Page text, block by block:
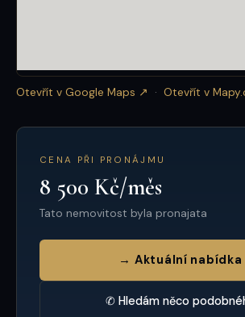
Otevřít v Google Maps ↗ · Otevřít v
CENA PŘI PRONÁJMU
8 500 Kč/měs
Tato nemovitost byla pronajata
→ Aktuální nabídka
✆ Hledám něco